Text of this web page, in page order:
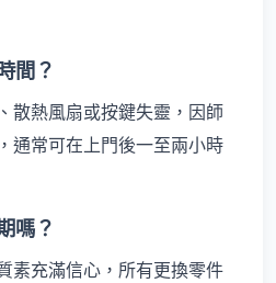
間？
散熱風扇或按鍵失靈，因師
通常可在上門後一至兩小時
嗎？
素充滿信心，所有更換零件